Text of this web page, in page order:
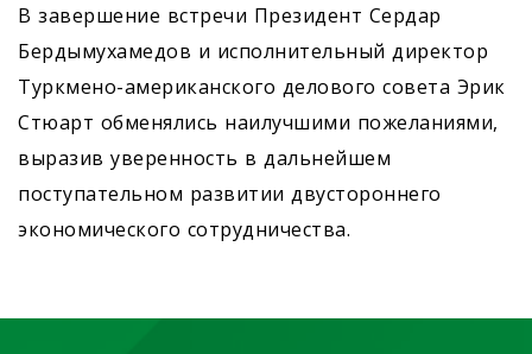
В завершение встречи Президент Сердар
Бердымухамедов и исполнительный директор
Туркмено-американского делового совета Эрик
Стюарт обменялись наилучшими пожеланиями,
выразив уверенность в дальнейшем
поступательном развитии двустороннего
экономического сотрудничества.